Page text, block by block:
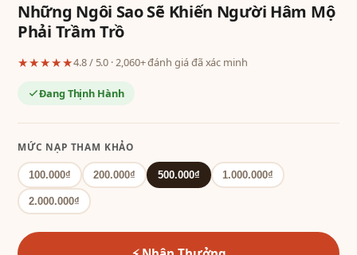
Những Ngôi Sao Sẽ Khiến Người Hâm Mộ
Phải Trầm Trồ
★★★★★4.8 / 5.0 · 2,060+ đánh giá đã xác minh
Đang Thịnh Hành
MỨC NẠP THAM KHẢO
100.000₫ 200.000₫ 500.000₫ 1.000.000₫
2.000.000₫